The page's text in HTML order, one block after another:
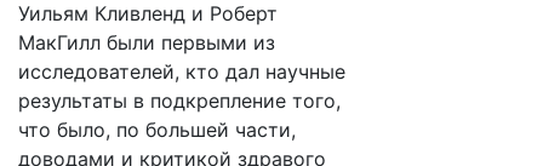
Уильям Кливленд и Роберт
МакГилл были первыми из
исследователей, кто дал научные
результаты в подкрепление того,
что было, по большей части,
доводами и критикой здравого